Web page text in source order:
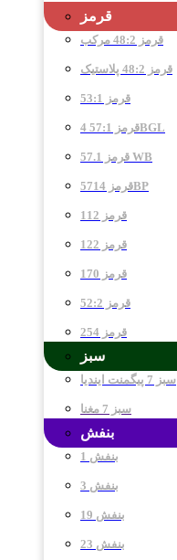
قرمز
قرمز 48:2 مرکب
قرمز 48:2 پلاستیک
قرمز 53:1
قرمز 57:1 4BGL
قرمز 57.1 WB
قرمز 5714BP
قرمز 112
قرمز 122
قرمز 170
قرمز 52:2
قرمز 254
سبز
سبز 7 پیگمنت ایندیا
سبز 7 مغنا
بنفش
بنفش 1
بنفش 3
بنفش 19
بنفش 23